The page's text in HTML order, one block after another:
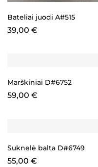
Bateliai juodi A#515
39,00 €
Marškiniai D#6752
59,00 €
Suknelė balta D#6749
55,00 €